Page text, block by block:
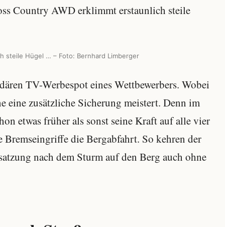
steile Hügel … – Foto: Bernhard Limberger
TV-Werbespot eines Wettbewerbers. Wobei
eine zusätzliche Sicherung meistert. Denn im
etwas früher als sonst seine Kraft auf alle vier
die Bergabfahrt. So kehren der
nach dem Sturm auf den Berg auch ohne